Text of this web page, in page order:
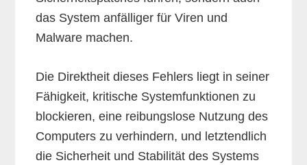
das System anfälliger für Viren und
Malware machen.
Die Direktheit dieses Fehlers liegt in seiner
Fähigkeit, kritische Systemfunktionen zu
blockieren, eine reibungslose Nutzung des
Computers zu verhindern, und letztendlich
die Sicherheit und Stabilität des Systems